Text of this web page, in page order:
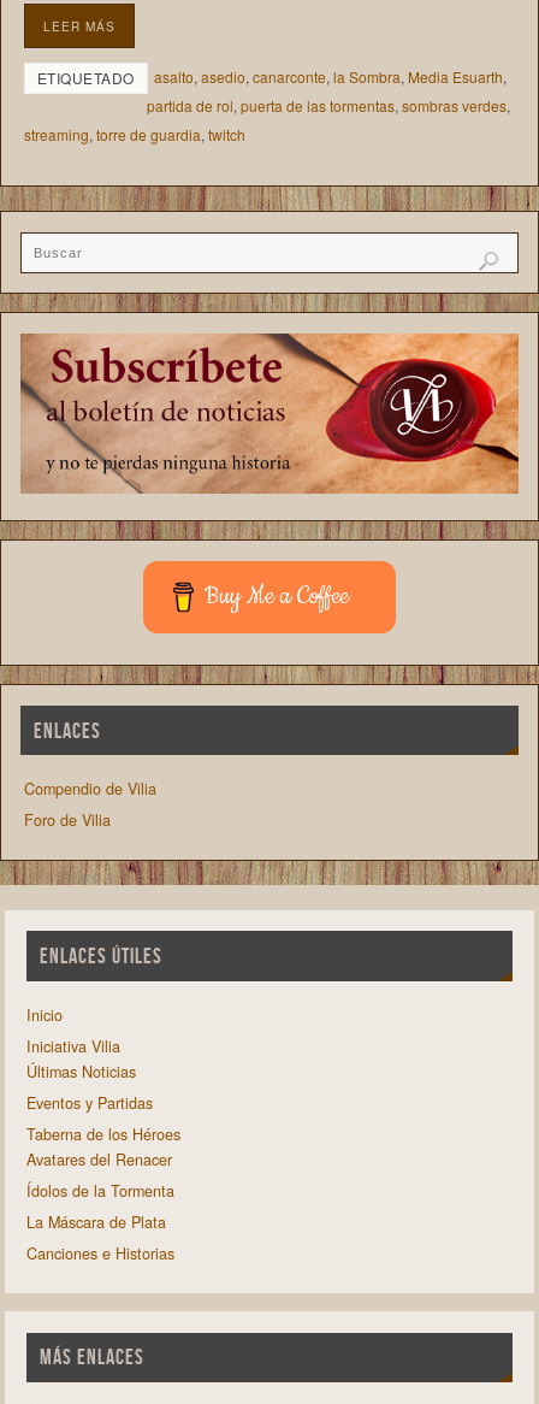
LEER MÁS
ETIQUETADO asalto, asedio, canarconte, la Sombra, Media Esuarth,
partida de rol, puerta de las tormentas, sombras verdes,
streaming, torre de guardia, twitch
Buy Me a Coffee
ENLACES
Compendio de Vilia
Foro de Vilia
ENLACES ÚTILES
Inicio
Iniciativa Vilia
Últimas Noticias
Eventos y Partidas
Taberna de los Héroes
Avatares del Renacer
Ídolos de la Tormenta
La Máscara de Plata
Canciones e Historias
MÁS ENLACES